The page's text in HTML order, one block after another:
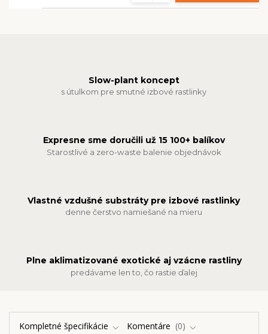
Slow-plant koncept
s útulkom pre smutné izbové rastlinky
Expresne sme doručili už 15 100+ balíkov
Starostlivé a zero-waste balenie objednávok
Vlastné vzdušné substráty pre izbové rastlinky
denne čerstvo namiešané na mieru
Plne aklimatizované exotické aj vzácne rastliny
predávame len to, čo rastie ďalej
Kompletné špecifikácie Komentáre
0